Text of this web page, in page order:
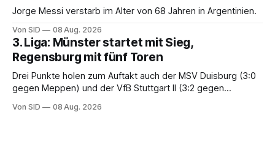
Jorge Messi verstarb im Alter von 68 Jahren in Argentinien.
Von SID 08 Aug. 2026
3. Liga: Münster startet mit Sieg,
Regensburg mit fünf Toren
Drei Punkte holen zum Auftakt auch der MSV Duisburg (3:0
gegen Meppen) und der VfB Stuttgart II (3:2 gegen
Von SID 08 Aug. 2026